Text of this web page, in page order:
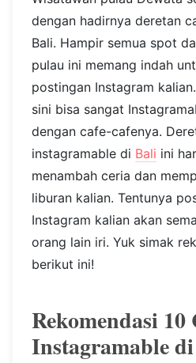
dengan hadirnya deretan
Bali. Hampir semua spot
pulau ini memang indah
postingan Instagram
sini bisa sangat
dengan cafe-cafenya.
instagramable di Bali ini
menambah ceria dan
liburan kalian. Tentunya
Instagram kalian akan
orang lain iri. Yuk simak
berikut ini!
Rekomendasi 10
Instagramable